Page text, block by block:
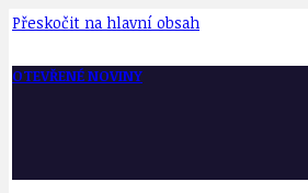
Přeskočit na hlavní obsah
OTEVŘENÉ NOVINY